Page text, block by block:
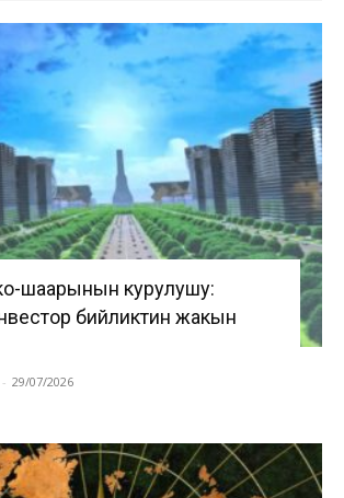
шаарынын курулушу:
бийликтин жакын
- 29/07/2026